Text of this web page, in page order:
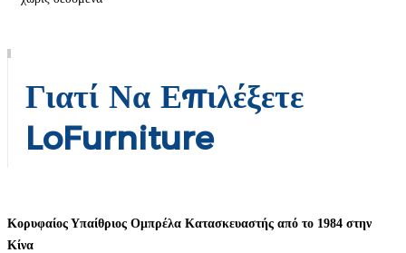
Γιατί Να Επιλέξετε
LoFurniture
Κορυφαίος Υπαίθριος Ομπρέλα Κατασκευαστής από το 1984 στην
Κίνα